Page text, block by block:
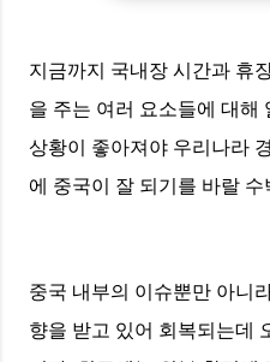
지금까지 국내장 시간과 휴
을 주는 여러 요소들에 대해
상황이 좋아져야 우리나라
에 중국이 잘 되기를 바랄 수
중국 내부의 이슈뿐만 아니
향을 받고 있어 회복되는데